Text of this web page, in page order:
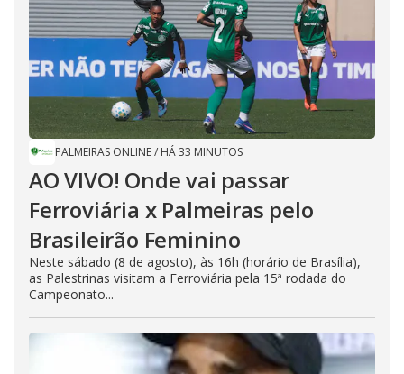
PALMEIRAS ONLINE/ HÁ 33 MINUTOS
AO VIVO! Onde vai passar
Ferroviária x Palmeiras pelo
Brasileirão Feminino
Neste sábado (8 de agosto), às 16h (horário de Brasília),
as Palestrinas visitam a Ferroviária pela 15ª rodada do
Campeonato...